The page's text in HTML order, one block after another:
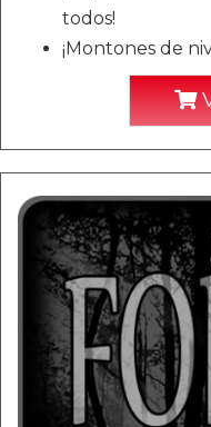
todos!
¡Montones de